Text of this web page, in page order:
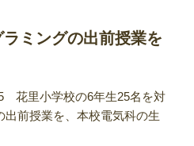
ミングの出前授業を
花里小学校の6年生25名を対
前授業を、本校電気科の生